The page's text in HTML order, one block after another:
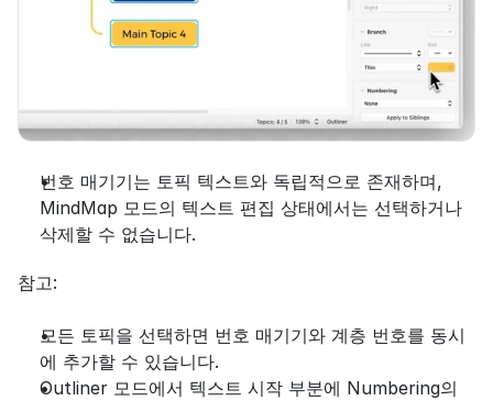
번호 매기기는 토픽 텍스트와 독립적으로 존재하며,
MindMap 모드의 텍스트 편집 상태에서는 선택하거나
삭제할 수 없습니다.
참고:
모든 토픽을 선택하면 번호 매기기와 계층 번호를 동시
에 추가할 수 있습니다.
Outliner 모드에서 텍스트 시작 부분에 Numbering의